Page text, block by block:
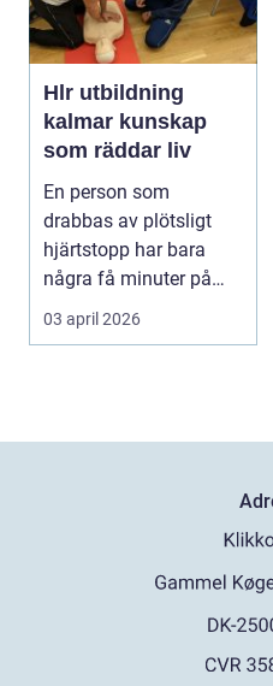
Hlr utbildning
kalmar kunskap
som räddar liv
En person som
drabbas av plötsligt
hjärtstopp har bara
några få minuter på
sig. För varje minut
03 april 2026